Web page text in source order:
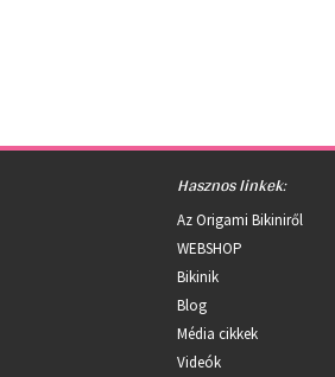
Hasznos linkek:
Az Origami Bikiniről
WEBSHOP
Bikinik
Blog
Média cikkek
Videók